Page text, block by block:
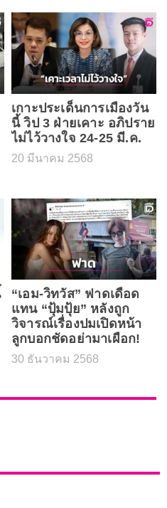
เกาะประเด็นการเมืองวัน
นี้ วิป 3 ฝ่ายเคาะ อภิปราย
ไม่ไว้วางใจ 24-25 มี.ค.
20 มีนาคม 2568
“เอม-วิทวัส” ฟาดเดือด
แทน “ปุ้มปุ้ย” หลังถูก
วิจารณ์เรื่องปมเปิดหน้า
ลูกบอกชัดอย่ามาเผือก!
30 ธันวาคม 2568